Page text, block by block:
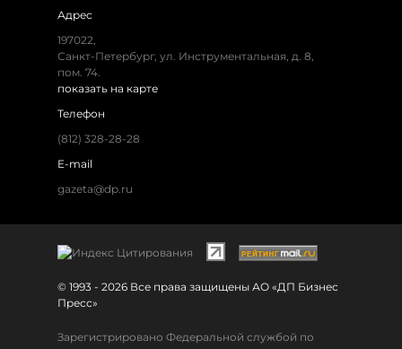
Адрес
197022,
Санкт-Петербург, ул. Инструментальная, д. 8,
пом. 74.
показать на карте
Телефон
(812) 328-28-28
E-mail
gazeta@dp.ru
© 1993 - 2026 Все права защищены АО «ДП Бизнес
Пресс»
Зарегистрировано Федеральной службой по